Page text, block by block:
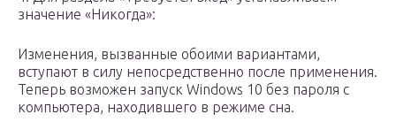
значение «Никогда»:
Изменения, вызванные обоими вариантами,
вступают в силу непосредственно после применения.
Теперь возможен запуск Windows 10 без пароля с
компьютера, находившего в режиме сна.